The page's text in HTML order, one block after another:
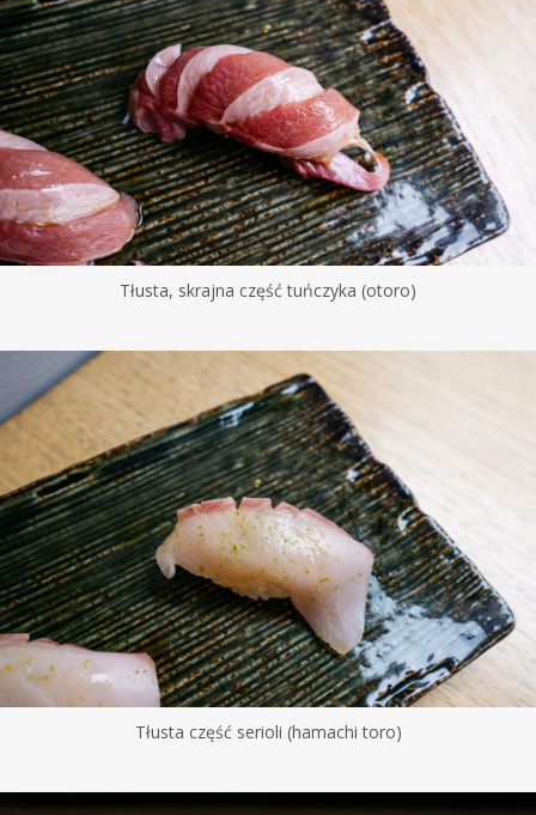
Tłusta, skrajna część tuńczyka (otoro)
Tłusta część serioli (hamachi toro)